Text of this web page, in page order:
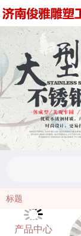
标题
产品中心